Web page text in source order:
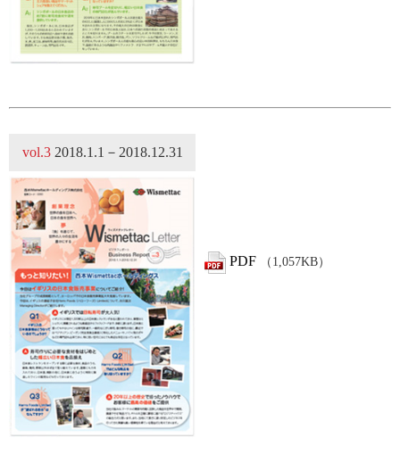
vol.3 2018.1.1－2018.12.31
PDF （1,057KB）